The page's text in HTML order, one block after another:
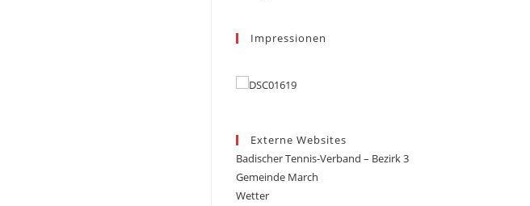
Impressionen
Externe Websites
Badischer Tennis-Verband – Bezirk 3
Gemeinde March
Wetter